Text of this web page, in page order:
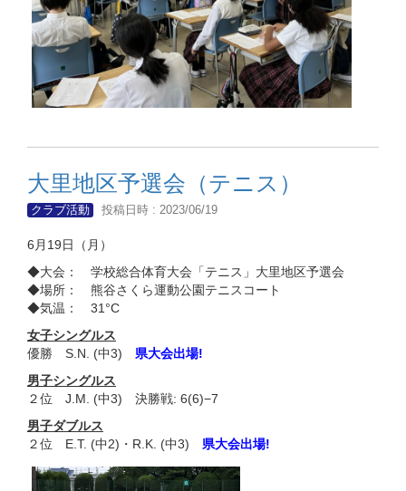
大里地区予選会（テニス）
クラブ活動 投稿日時 : 2023/06/19
6月19日（月）
◆大会： 学校総合体育大会「テニス」大里地区予選会
◆場所： 熊谷さくら運動公園テニスコート
◆気温： 31°C
女子シングルス
優勝 S.N. (中3) 県大会出場!
男子シングルス
２位 J.M. (中3) 決勝戦: 6(6)−7
男子ダブルス
２位 E.T. (中2)・R.K. (中3) 県大会出場!